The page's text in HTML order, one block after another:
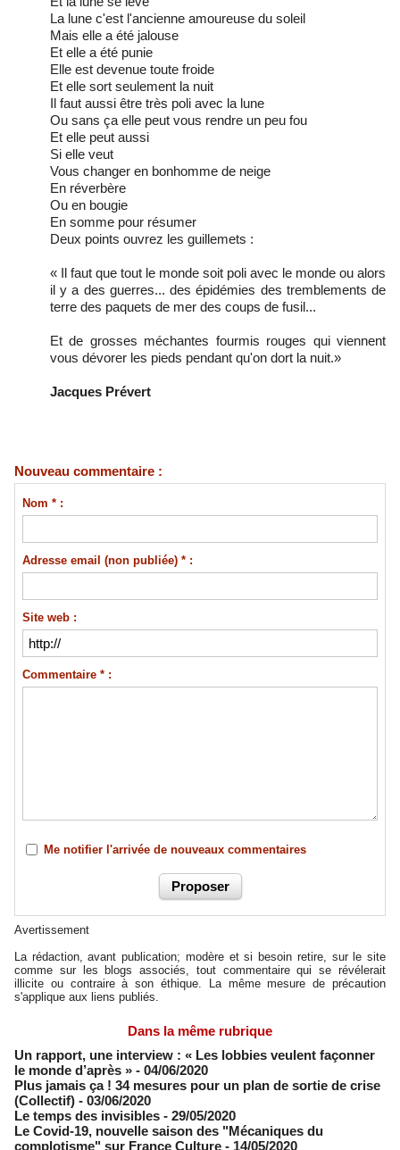
La lune c'est l'ancienne amoureuse du soleil
Mais elle a été jalouse
Et elle a été punie
Elle est devenue toute froide
Et elle sort seulement la nuit
Il faut aussi être très poli avec la lune
Ou sans ça elle peut vous rendre un peu fou
Et elle peut aussi
Si elle veut
Vous changer en bonhomme de neige
En réverbère
Ou en bougie
En somme pour résumer
Deux points ouvrez les guillemets :
« Il faut que tout le monde soit poli avec le monde ou alors
il y a des guerres... des épidémies des tremblements de
terre des paquets de mer des coups de fusil...
Et de grosses méchantes fourmis rouges qui viennent
vous dévorer les pieds pendant qu'on dort la nuit.»
Jacques Prévert
Nouveau commentaire :
Nom * :
Adresse email (non publiée) * :
Site web :
Commentaire * :
Me notifier l'arrivée de nouveaux commentaires
Avertissement
La rédaction, avant publication; modère et si besoin retire, sur le site
comme sur les blogs associés, tout commentaire qui se révélerait
illicite ou contraire à son éthique. La même mesure de précaution
s'applique aux liens publiés.
Dans la même rubrique
​Un rapport, une interview : « Les lobbies veulent façonner
le monde d’après » - 04/06/2020
Plus jamais ça ! 34 mesures pour un plan de sortie de crise
(Collectif) - 03/06/2020
Le temps des invisibles - 29/05/2020
Le Covid-19, nouvelle saison des "Mécaniques du
complotisme" sur France Culture - 14/05/2020